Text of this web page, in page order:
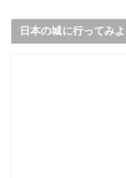
日本の城に行ってみよ